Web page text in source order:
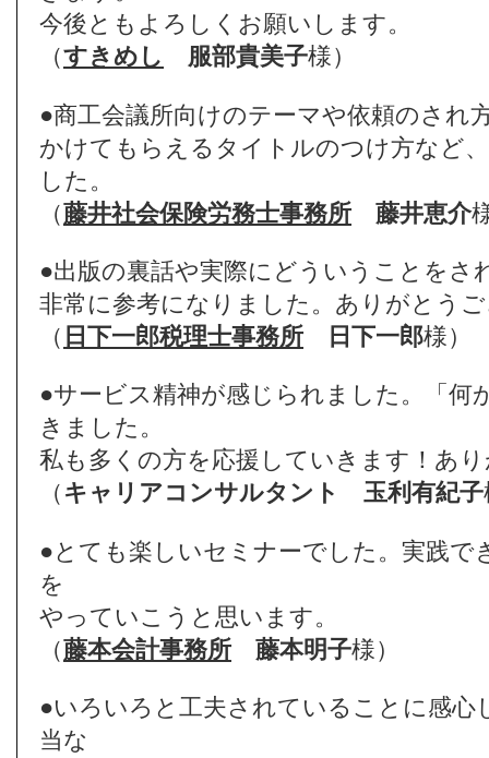
今後ともよろしくお願いします。
（すきめし 服部貴美子様）
●商工会議所向けのテーマや依頼のされ
かけてもらえるタイトルのつけ方など
した。
（藤井社会保険労務士事務所 藤井恵介
●出版の裏話や実際にどういうことをさ
非常に参考になりました。ありがとう
（ 日下一郎税理士事務所 日下一郎様）
●サービス精神が感じられました。「何
きました。
私も多くの方を応援していきます！あ
（ キャリアコンサルタント 玉利有紀子
●とても楽しいセミナーでした。実践で
を
やっていこうと思います。
（藤本会計事務所 藤本明子様）
●いろいろと工夫されていることに感心
当な